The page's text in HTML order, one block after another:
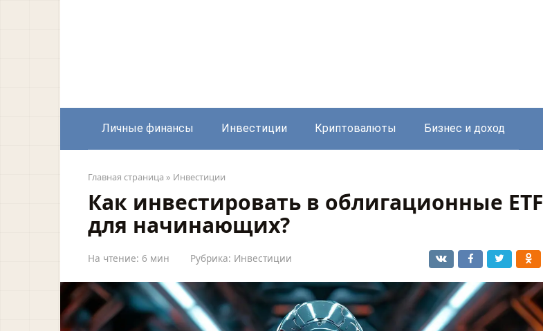
Личные финансы Инвестиции Криптовалюты Бизнес и доход
Главная страница » Инвестиции
Как инвестировать в облигационные ETF
для начинающих?
На чтение: 6 мин Рубрика: Инвестиции